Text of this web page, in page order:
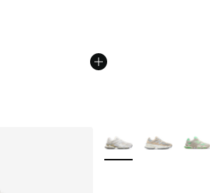
Prix en baisse de € 149,99 à
Plus de couleurs